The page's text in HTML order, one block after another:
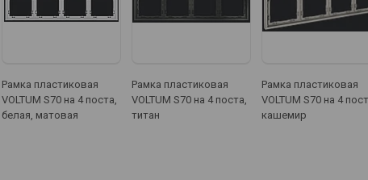
Рамка пластиковая
VOLTUM S70 на 4 поста,
белая, матовая
Рамка пластиковая
VOLTUM S70 на 4 поста,
титан
Рамка пластиковая
VOLTUM S70 на 4
кашемир